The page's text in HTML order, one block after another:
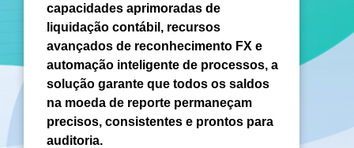
capacidades aprimoradas de
liquidação contábil, recursos
avançados de reconhecimento FX e
automação inteligente de processos, a
solução garante que todos os saldos
na moeda de reporte permaneçam
precisos, consistentes e prontos para
auditoria.